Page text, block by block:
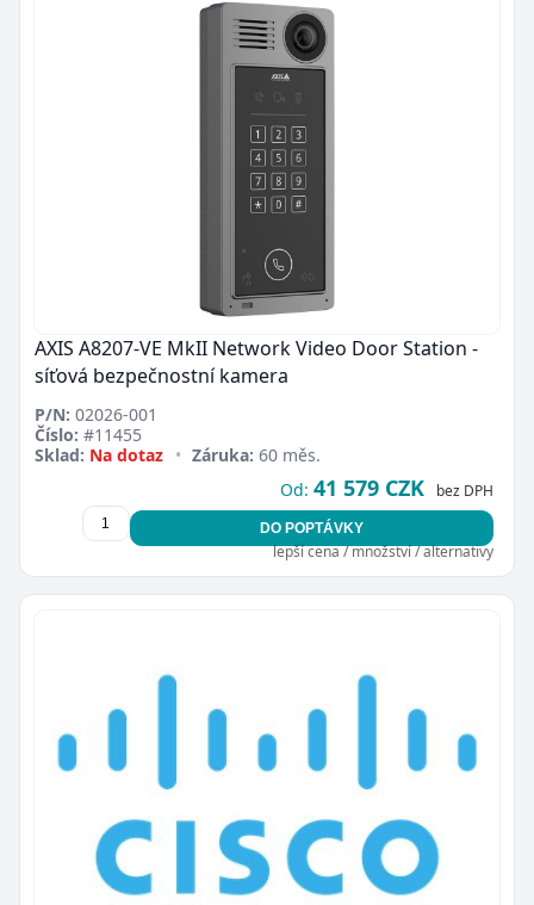
AXIS A8207-VE MkII Network Video Door Station -
síťová bezpečnostní kamera
P/N: 02026-001
Číslo: #11455
Sklad: Na dotaz • Záruka: 60 měs.
Od: 41 579 CZK bez DPH
DO POPTÁVKY
lepší cena / množství / alternativy